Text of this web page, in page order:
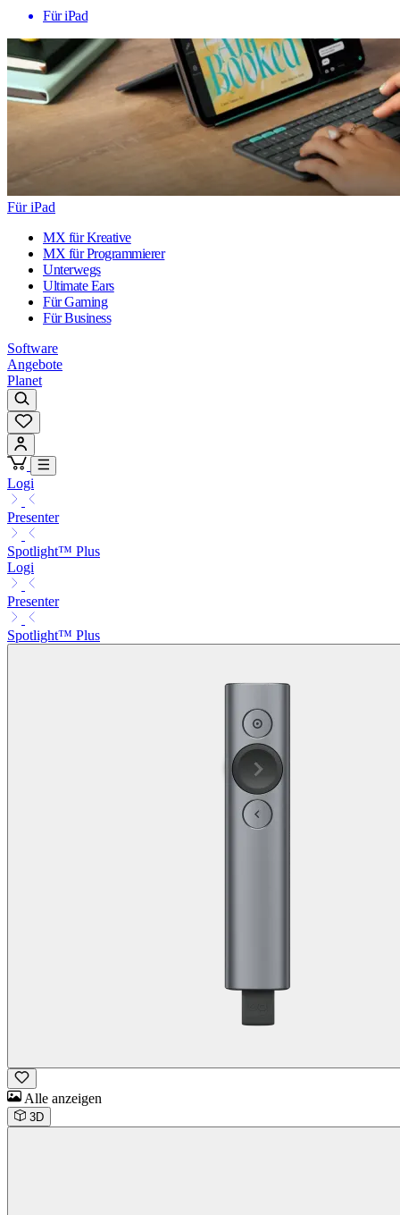
Für iPad
Für iPad
MX für Kreative
MX für Programmierer
Unterwegs
Ultimate Ears
Für Gaming
Für Business
Software
Angebote
Planet
Logi
Presenter
Spotlight™ Plus
Logi
Presenter
Spotlight™ Plus
Alle anzeigen
3D